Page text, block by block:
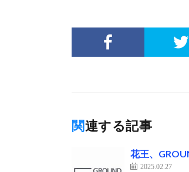
関連する記事
花王、
2025.02.27